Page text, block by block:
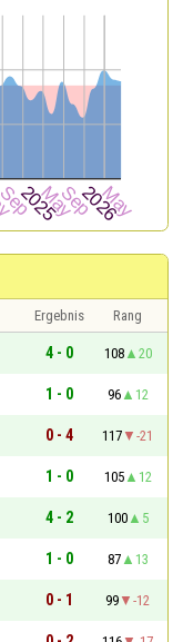
Ergebnis
Rang
4 - 0 108
20
1 - 0 96
12
0 - 4 117
-21
1 - 0 105
12
4 - 2 100
5
1 - 0 87
13
0 - 1 99
-12